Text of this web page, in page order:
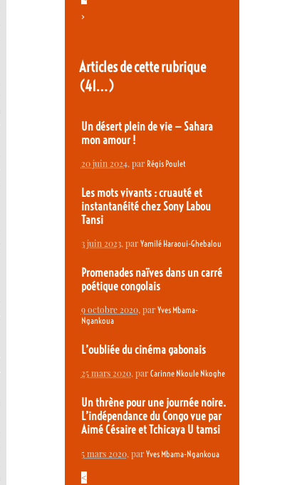
>
Articles de cette rubrique
(41…)
Un désert plein de vie — Sahara
mon amour !
20 juin 2024, par Régis Poulet
Les mots vivants : cruauté et
instantanéité chez Sony Labou
Tansi
3 juin 2023, par Yamilé Haraoui-Ghebalou
Promenades naïves dans un carré
poétique congolais
9 octobre 2020, par Yves Mbama-
Ngankoua
L’oubliée du cinéma gabonais
25 mars 2020, par Carinne Nkoule Nkoghe
Un thrène pour une journée noire.
L’indépendance du Congo vue par
Aimé Césaire et Tchicaya U tamsi
5 mars 2020, par Yves Mbama-Ngankoua
<